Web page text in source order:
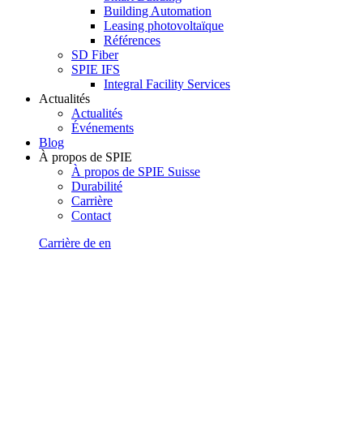
Building Automation
Leasing photovoltaïque
Références
SD Fiber
SPIE IFS
Integral Facility Services
Actualités
Actualités
Événements
Blog
À propos de SPIE
À propos de SPIE Suisse
Durabilité
Carrière
Contact
Carrière de en